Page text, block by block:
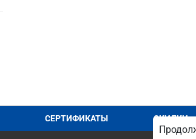
СЕРТИФИКАТЫ СКИДКИ